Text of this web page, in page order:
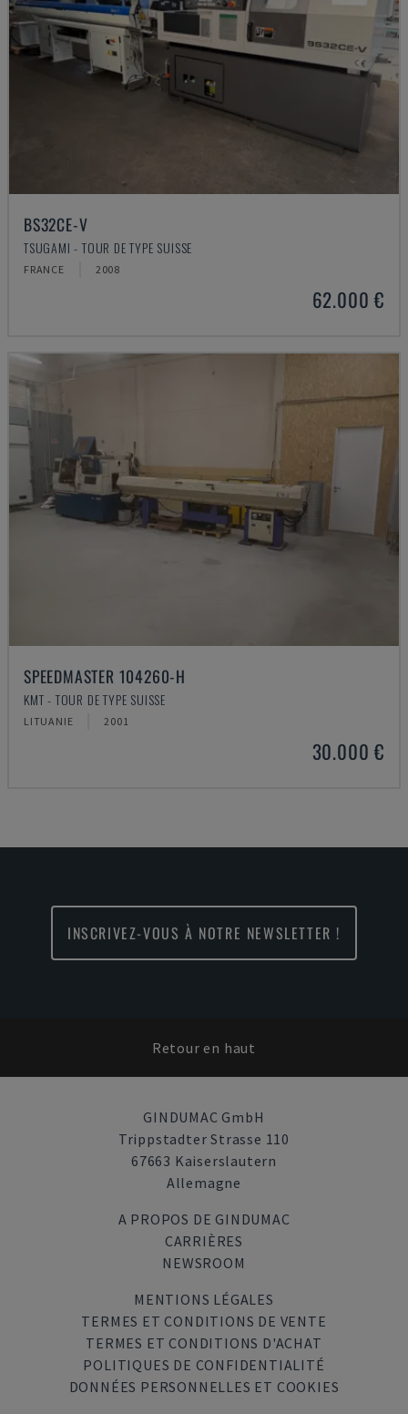
BS32CE-V
TSUGAMI - TOUR DE TYPE SUISSE
FRANCE 2008
62.000 €
SPEEDMASTER 104260-H
KMT - TOUR DE TYPE SUISSE
LITUANIE 2001
30.000 €
INSCRIVEZ-VOUS À NOTRE NEWSLETTER !
Retour en haut
GINDUMAC GmbH
Trippstadter Strasse 110
67663 Kaiserslautern
Allemagne
A PROPOS DE GINDUMAC
CARRIÈRES
NEWSROOM
MENTIONS LÉGALES
TERMES ET CONDITIONS DE VENTE
TERMES ET CONDITIONS D'ACHAT
POLITIQUES DE CONFIDENTIALITÉ
DONNÉES PERSONNELLES ET COOKIES